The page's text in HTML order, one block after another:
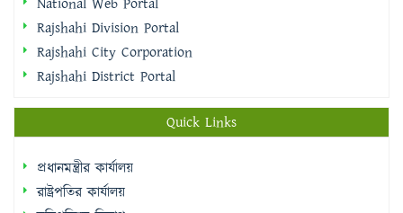
Rajshahi District Portal
Quick Links
প্রধানমন্ত্রীর কার্যালয়
জনপ্রশাসন মন্ত্রণালয়
অর্থ মন্ত্রণালয়